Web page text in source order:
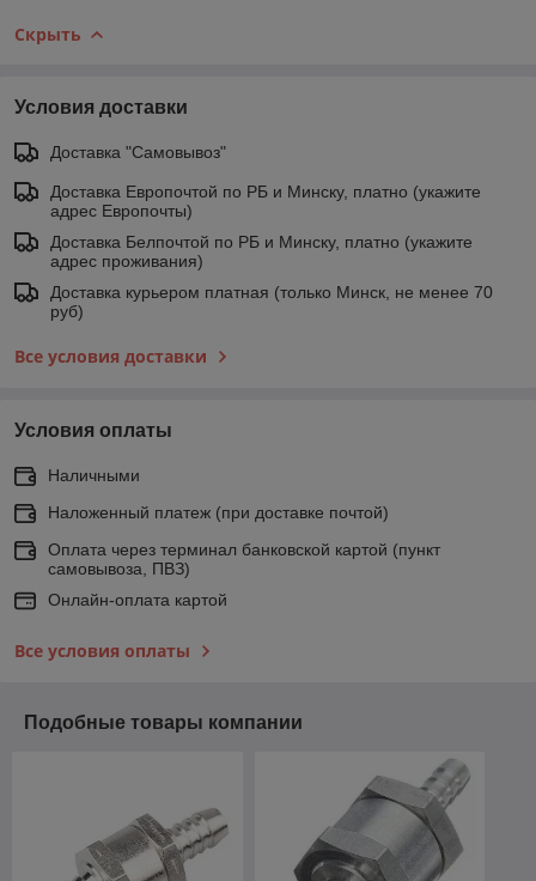
Скрыть
Условия доставки
Доставка "Самовывоз"
Доставка Европочтой по РБ и Минску, платно (укажите
адрес Европочты)
Доставка Белпочтой по РБ и Минску, платно (укажите
адрес проживания)
Доставка курьером платная (только Минск, не менее 70
руб)
Все условия доставки
Условия оплаты
Наличными
Наложенный платеж (при доставке почтой)
Оплата через терминал банковской картой (пункт
самовывоза, ПВЗ)
Онлайн-оплата картой
Все условия оплаты
Подобные товары компании